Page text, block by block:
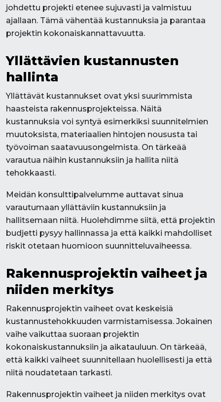
johdettu projekti etenee sujuvasti ja valmistuu
ajallaan. Tämä vähentää kustannuksia ja parantaa
projektin kokonaiskannattavuutta.
Yllättävien kustannusten
hallinta
Yllättävät kustannukset ovat yksi suurimmista
haasteista rakennusprojekteissa. Näitä
kustannuksia voi syntyä esimerkiksi suunnitelmien
muutoksista, materiaalien hintojen noususta tai
työvoiman saatavuusongelmista. On tärkeää
varautua näihin kustannuksiin ja hallita niitä
tehokkaasti.
Meidän konsulttipalvelumme auttavat sinua
varautumaan yllättäviin kustannuksiin ja
hallitsemaan niitä. Huolehdimme siitä, että projektin
budjetti pysyy hallinnassa ja että kaikki mahdolliset
riskit otetaan huomioon suunnitteluvaiheessa.
Rakennusprojektin vaiheet ja
niiden merkitys
Rakennusprojektin vaiheet ovat keskeisiä
kustannustehokkuuden varmistamisessa. Jokainen
vaihe vaikuttaa suoraan projektin
kokonaiskustannuksiin ja aikatauluun. On tärkeää,
että kaikki vaiheet suunnitellaan huolellisesti ja että
niitä noudatetaan tarkasti.
Rakennusprojektin vaiheet ja niiden merkitys ovat